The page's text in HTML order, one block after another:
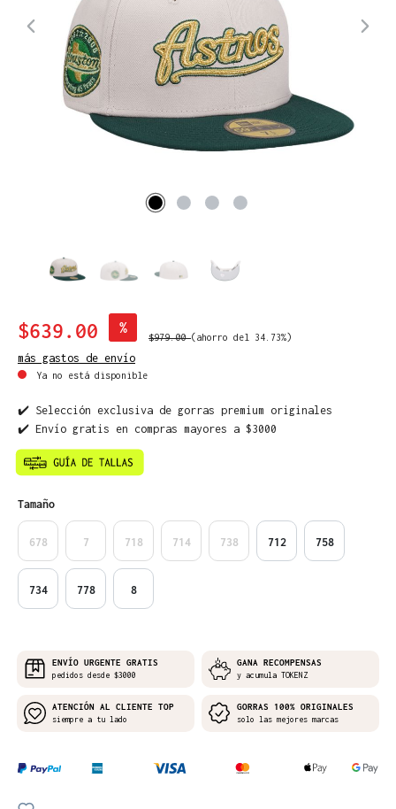
$639.00 %
$979.00(ahorro del 34.73%)
más gastos de envío
Ya no está disponible
✔️ Selección exclusiva de gorras premium originales
✔️ Envío gratis en compras mayores a $3000
Seleccione
Tamaño
678 7 718 714 738 712 758
734 778 8
ENVÍO URGENTE GRATIS
pedidos desde $3000
GANA RECOMPENSAS
y acumula TOKENZ
ATENCIÓN AL CLIENTE TOP
siempre a tu lado
GORRAS 100% ORIGINALES
solo las mejores marcas